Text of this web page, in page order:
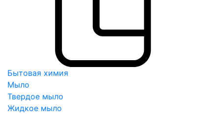
Бытовая химия
Мыло
Твердое мыло
Жидкое мыло